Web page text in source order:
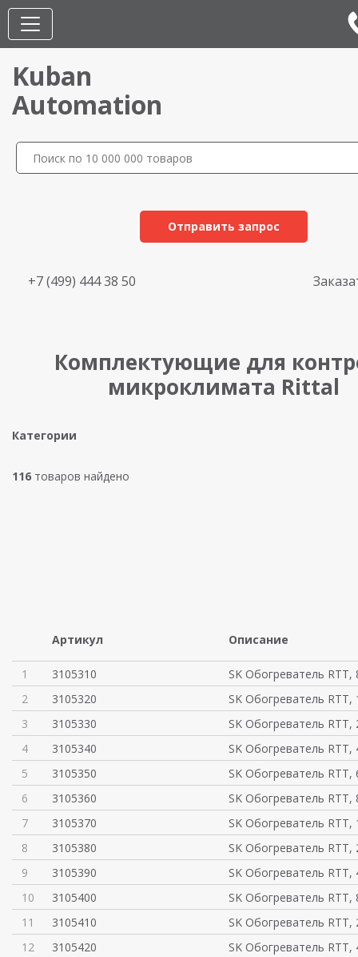
Kuban
Automation
Отправить запрос
+7 (499) 444 38 50
Комплектующие для
микроклимата Rittal
Категории
116 товаров найдено
Артикул Описание
1 3105310
SK Обогреватель RTT,
2
3105320
SK Обогреватель RTT,
3
3105330
SK Обогреватель RTT,
4
3105340
SK Обогреватель RTT,
5
3105350
SK Обогреватель RTT,
6
3105360
SK Обогреватель RTT,
7
3105370
SK Обогреватель RTT,
8
3105380
SK Обогреватель RTT,
9
3105390
SK Обогреватель RTT,
10
3105400
SK Обогреватель RTT,
11
3105410
SK Обогреватель RTT,
12
3105420
SK Обогреватель RTT,